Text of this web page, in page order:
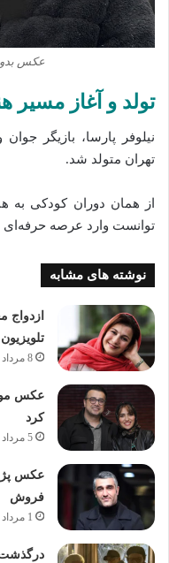
عکس
تولد و آغاز مسیر
تهران متولد شد.
از همان دوران کودکی به
توانست وارد عرصه
نوشته های مشابه
ازدواج
8 مرداد 1405
عکس
کرد
5 مرداد 1405
عکس
فروش
1 مرداد 1405